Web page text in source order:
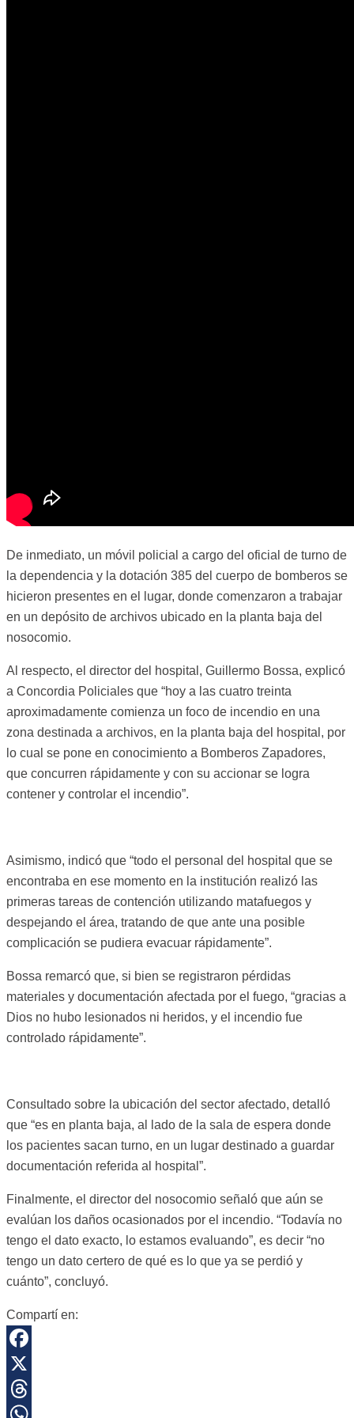
De inmediato, un móvil policial a cargo del oficial de turno de
la dependencia y la dotación 385 del cuerpo de bomberos se
hicieron presentes en el lugar, donde comenzaron a trabajar
en un depósito de archivos ubicado en la planta baja del
nosocomio.
Al respecto, el director del hospital, Guillermo Bossa, explicó
a Concordia Policiales que “hoy a las cuatro treinta
aproximadamente comienza un foco de incendio en una
zona destinada a archivos, en la planta baja del hospital, por
lo cual se pone en conocimiento a Bomberos Zapadores,
que concurren rápidamente y con su accionar se logra
contener y controlar el incendio”.
Asimismo, indicó que “todo el personal del hospital que se
encontraba en ese momento en la institución realizó las
primeras tareas de contención utilizando matafuegos y
despejando el área, tratando de que ante una posible
complicación se pudiera evacuar rápidamente”.
Bossa remarcó que, si bien se registraron pérdidas
materiales y documentación afectada por el fuego, “gracias a
Dios no hubo lesionados ni heridos, y el incendio fue
controlado rápidamente”.
Consultado sobre la ubicación del sector afectado, detalló
que “es en planta baja, al lado de la sala de espera donde
los pacientes sacan turno, en un lugar destinado a guardar
documentación referida al hospital”.
Finalmente, el director del nosocomio señaló que aún se
evalúan los daños ocasionados por el incendio. “Todavía no
tengo el dato exacto, lo estamos evaluando”, es decir “no
tengo un dato certero de qué es lo que ya se perdió y
cuánto”, concluyó.
Compartí en:
Facebook
X
Threads